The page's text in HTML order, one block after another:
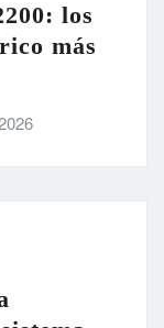
los
más